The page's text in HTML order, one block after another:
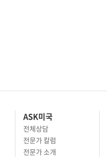
ASK미국
전체상담
전문가 칼럼
전문가 소개